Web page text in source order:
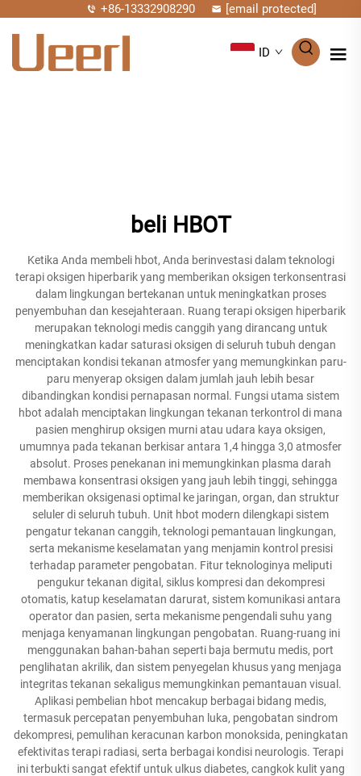
+86-13332908290 [email protected]
ID
beli HBOT
Ketika Anda membeli hbot, Anda berinvestasi dalam teknologi
terapi oksigen hiperbarik yang memberikan oksigen terkonsentrasi
dalam lingkungan bertekanan untuk meningkatkan proses
penyembuhan dan kesejahteraan. Ruang terapi oksigen hiperbarik
merupakan teknologi medis canggih yang dirancang untuk
meningkatkan kadar saturasi oksigen di seluruh tubuh dengan
menciptakan kondisi tekanan atmosfer yang memungkinkan paru-
paru menyerap oksigen dalam jumlah jauh lebih besar
dibandingkan kondisi pernapasan normal. Fungsi utama sistem
hbot adalah menciptakan lingkungan tekanan terkontrol di mana
pasien menghirup oksigen murni atau udara kaya oksigen,
umumnya pada tekanan berkisar antara 1,4 hingga 3,0 atmosfer
absolut. Proses penekanan ini memungkinkan plasma darah
membawa konsentrasi oksigen yang jauh lebih tinggi, sehingga
memberikan oksigenasi optimal ke jaringan, organ, dan struktur
seluler di seluruh tubuh. Unit hbot modern dilengkapi sistem
pengatur tekanan canggih, teknologi pemantauan lingkungan,
serta mekanisme keselamatan yang menjamin kontrol presisi
terhadap parameter pengobatan. Fitur teknologinya meliputi
pengukur tekanan digital, siklus kompresi dan dekompresi
otomatis, katup keselamatan darurat, sistem komunikasi antara
operator dan pasien, serta mekanisme pengendali suhu yang
menjaga kenyamanan lingkungan pengobatan. Ruang-ruang ini
menggunakan bahan-bahan seperti baja bermutu medis, port
penglihatan akrilik, dan sistem penyegelan khusus yang menjaga
integritas tekanan sekaligus memungkinkan pemantauan visual.
Aplikasi pembelian hbot mencakup berbagai bidang medis,
termasuk percepatan penyembuhan luka, pengobatan sindrom
dekompresi, pemulihan keracunan karbon monoksida, peningkatan
efektivitas terapi radiasi, serta berbagai kondisi neurologis. Terapi
ini terbukti sangat efektif untuk ulkus diabetes, cangkok kulit yang